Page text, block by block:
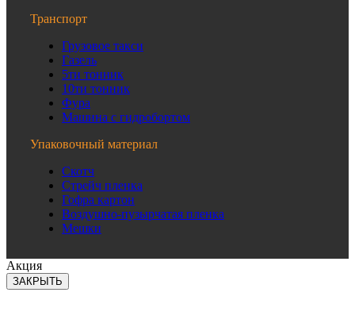
Транспорт
Грузовое такси
Газель
5ти тонник
10ти тонник
Фура
Машина с гидробортом
Упаковочный материал
Скотч
Стрейч пленка
Гофра картон
Воздушно-пузырчатая пленка
Мешки
Акция
ЗАКРЫТЬ